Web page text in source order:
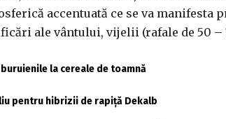
accentuată ce se va manifesta
ale vântului, vijelii (rafale de 50
la cereale de toamnă
pentru hibrizii de rapiță Dekalb